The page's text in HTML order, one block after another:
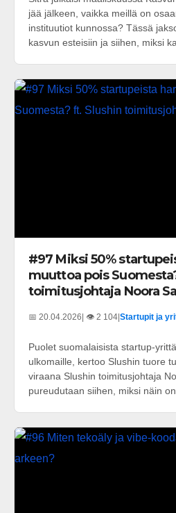
jää jälkeen, vaikka meillä on
instituutiot kunnossa? Tässä
kasvun esteisiin ja siihen, miksi
#97 Miksi 50%
muuttoa pois
toimitusjohtaja Noora
📅 20.04.2026 | 👁️ 2 104 Startupit ja
Puolet suomalaisista startup-
ulkomaille, kertoo Slushin tuore
viraana Slushin toimitusjohtaja
pureudutaan siihen, miksi näin